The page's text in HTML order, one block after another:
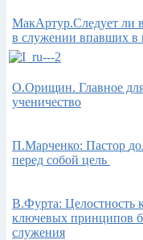
МакАртур.Следует ли
в служении впавших в
О.Орищин. Главное
ученичество
П.Марченко: Пастор
перед собой цель
В.Фурта: Целостность
ключевых принципов
служения